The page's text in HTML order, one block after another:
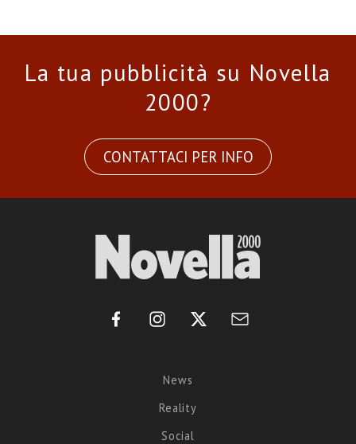
La tua pubblicità su Novella
2000?
CONTATTACI PER INFO
News
Reality
Social